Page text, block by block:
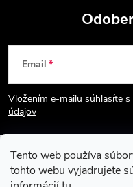
Tento web používa
tohto webu vyjadrujete
Z
á
p
ä
Email
Vložením e-mailu súhlasíte s
údajov